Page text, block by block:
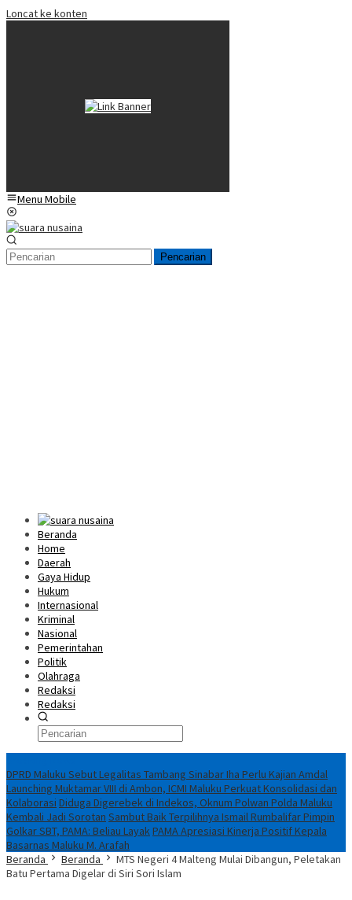
Loncat ke konten
Menu Mobile
Pencarian
Beranda
Home
Daerah
Gaya Hidup
Hukum
Internasional
Kriminal
Nasional
Pemerintahan
Politik
Olahraga
Redaksi
Redaksi
DPRD Maluku Sebut Legalitas Tambang Sinabar Iha Perlu Kajian Amdal
Launching Muktamar VIII di Ambon, ICMI Maluku Perkuat Konsolidasi dan
Kolaborasi Diduga Digerebek di Indekos, Oknum Polwan Polda Maluku
Kembali Jadi Sorotan Sambut Baik Terpilihnya Ismail Rumbalifar Pimpin
Golkar SBT, PAMA: Beliau LayakPAMA Apresiasi Kinerja Positif Kepala
Basarnas Maluku M. Arafah
Beranda
Beranda
MTS Negeri 4 Malteng Mulai Dibangun, Peletakan
Batu Pertama Digelar di Siri Sori Islam